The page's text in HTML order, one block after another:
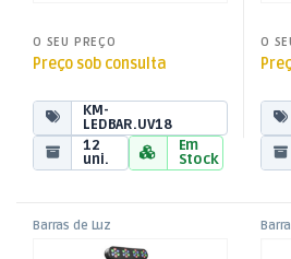
O SEU PREÇO
Preço sob consulta
KM-
LEDBAR.UV18
12
uni.
Em
Stock
O
Barras de Luz
Efeitos de Luz
Barra Luz c/ 4 Projectores